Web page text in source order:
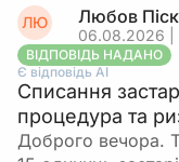
ЛЮ Любов
06.08.2026 |
ВІДПОВІДЬ НАДАНО
Є відповідь АІ
Списання
процедура та
Доброго вечора.